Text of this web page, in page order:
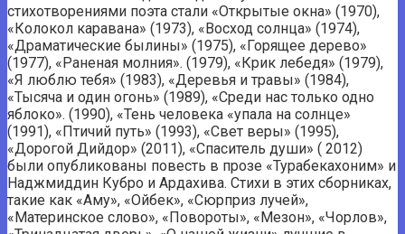
стихотворениями поэта стали «Открытые окна» (1970),
«Колокол каравана» (1973), «Восход солнца» (1974),
«Драматические былины» (1975), «Горящее дерево»
(1977), «Раненая молния». (1979), «Крик лебедя» (1979),
«Я люблю тебя» (1983), «Деревья и травы» (1984),
«Тысяча и один огонь» (1989), «Среди нас только одно
яблоко». (1990), «Тень человека «упала на солнце»
(1991), «Птичий путь» (1993), «Свет веры» (1995),
«Дорогой Дийдор» (2011), «Спаситель души» ( 2012)
были опубликованы повесть в прозе «Турабекахоним» и
Наджмиддин Кубро и Ардахива. Стихи в этих сборниках,
такие как «Аму», «Ойбек», «Сюрприз лучей»,
«Материнское слово», «Повороты», «Мезон», «Чорлов»,